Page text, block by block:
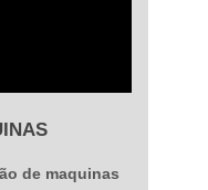
de maquinas